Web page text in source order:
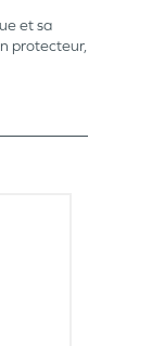
et sa
protecteur,